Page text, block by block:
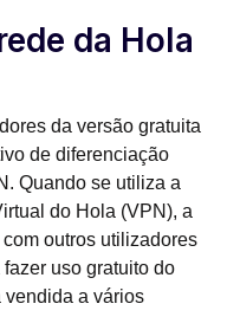
da Hola
da versão gratuita
de diferenciação
Quando se utiliza a
do Hola (VPN), a
outros utilizadores
uso gratuito do
vendida a vários